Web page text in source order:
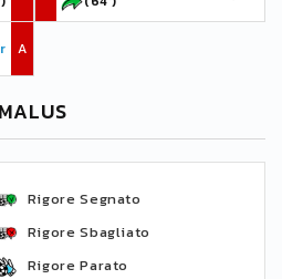
A
Rigore Segnato
Rigore Sbagliato
Rigore Parato